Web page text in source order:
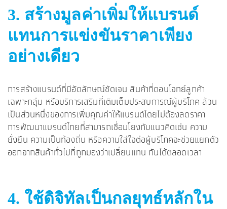
3. สร้างมูลค่าเพิ่มให้แบรนด์
แทนการแข่งขันราคาเพียง
อย่างเดียว
การสร้างแบรนด์ที่มีอัตลักษณ์ชัดเจน สินค้าที่ตอบโจทย์ลูกค้า
เฉพาะกลุ่ม หรือบริการเสริมที่เติมเต็มประสบการณ์ผู้บริโภค ล้วน
เป็นส่วนหนึ่งของการเพิ่มคุณค่าให้แบรนด์โดยไม่ต้องลดราคา
การพัฒนาแบรนด์ไทยที่สามารถเชื่อมโยงกับแนวคิดเช่น ความ
ยั่งยืน ความเป็นท้องถิ่น หรือความใส่ใจต่อผู้บริโภคจะช่วยแยกตัว
ออกจากสินค้าทั่วไปที่ถูกมองว่าเปลี่ยนแทน กันได้ตลอดเวลา
4. ใช้ดิจิทัลเป็นกลยุทธ์หลักใน